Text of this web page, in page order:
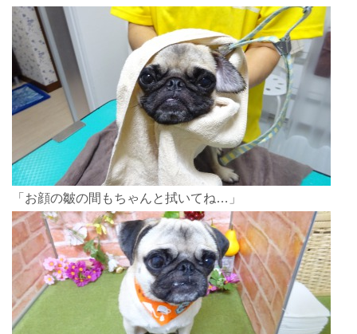
「お顔の皺の間もちゃんと拭いてね…」